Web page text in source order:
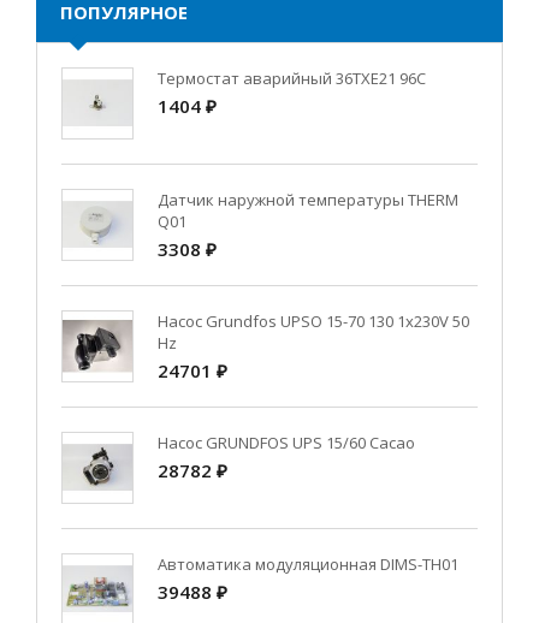
ПОПУЛЯРНОЕ
Термостат аварийный 36TXE21 96C
1404 ₽
Датчик наружной температуры THERM
Q01
3308 ₽
Насос Grundfos UPSO 15-70 130 1x230V 50
Hz
24701 ₽
Насос GRUNDFOS UPS 15/60 Cacao
28782 ₽
Автоматика модуляционная DIMS-TH01
39488 ₽